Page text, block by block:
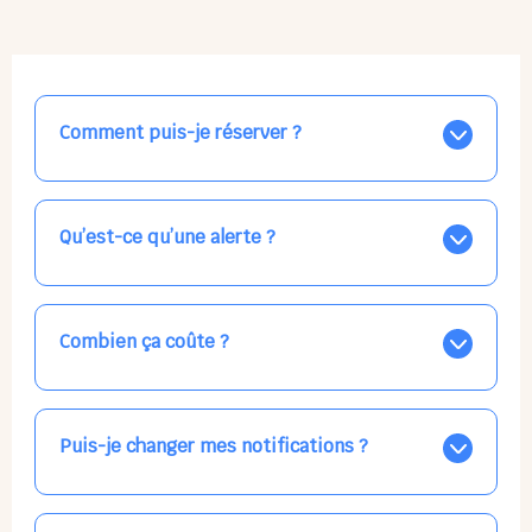
Comment puis-je réserver ?
Nos places libres au quotidien sont affichées jour par
jour dans le calendrier ci-dessus, EN BLEU. Tapez sur
celle qui vous intéresse, choisissez vos horaires, et la
confirmation est immédiate ! Vos accueils
Qu’est-ce qu’une alerte ?
Vous avez besoin d'une solution d'accueil pour une
date précise, ou pour un jour régulier dans la semaine,
mais les places disponibles EN BLEU ne correspondent
pas ? Créez une alerte ponctuelle ou récurrente, ainsi
Combien ça coûte ?
Votre accueil est normalement facturé par la direction
de la crèche, en fin de mois, selon votre taux horaire
habituel. N'hésitez pas à confirmer directement avec
l'équipe lors de la prochaine visite !
Puis-je changer mes notifications ?
Dans votre profil (bouton bleu en haut à droite), vous
pouvez choisir de recevoir les alertes et confirmations